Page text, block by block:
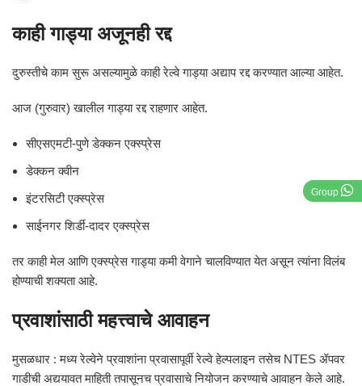
Group
काही गाड्या अजूनही रद्द
दुरुस्तीचे काम सुरू असल्यामुळे काही रेल्वे गाड्या अद्याप रद्द करण्यात आल्या आहेत.
आज (गुरुवार) खालील गाड्या रद्द राहणार आहेत.
सीएसएमटी-पुणे डेक्कन एक्स्प्रेस
डेक्कन क्वीन
इंटरसिटी एक्स्प्रेस
साईनगर शिर्डी-दादर एक्स्प्रेस
तर काही मेल आणि एक्स्प्रेस गाड्या कमी वेगाने चालविण्यात येत असून त्यांना विलंब
होण्याची शक्यता आहे.
प्रवाशांसाठी महत्त्वाचे आवाहन
मुसळधार : मध्य रेल्वेने प्रवाशांना प्रवासापूर्वी रेल्वे हेल्पलाइन तसेच NTES ॲपवर
गाडीची अद्ययावत माहिती तपासूनच प्रवासाचे नियोजन करण्याचे आवाहन केले आहे.